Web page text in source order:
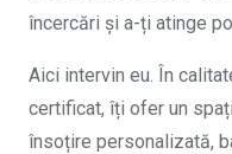
încercări și a-ți atinge
Aici intervin eu. În
certificat, îți ofer un
însoțire personalizată,